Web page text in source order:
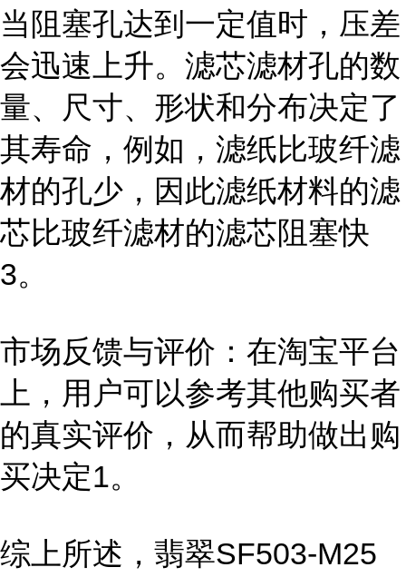
当阻塞孔达到一定值时，压差
会迅速上升。滤芯滤材孔的数
量、尺寸、形状和分布决定了
其寿命，例如，滤纸比玻纤滤
材的孔少，因此滤纸材料的滤
芯比玻纤滤材的滤芯阻塞快
3。
市场反馈与评价：在淘宝平台
上，用户可以参考其他购买者
的真实评价，从而帮助做出购
买决定1。
综上所述，翡翠SF503-M25